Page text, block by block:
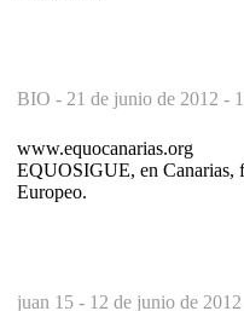
BIO - 21 de junio de 2012 -
www.equocanarias.org
EQUOSIGUE, en Canarias,
Europeo.
juan 15 - 12 de junio de